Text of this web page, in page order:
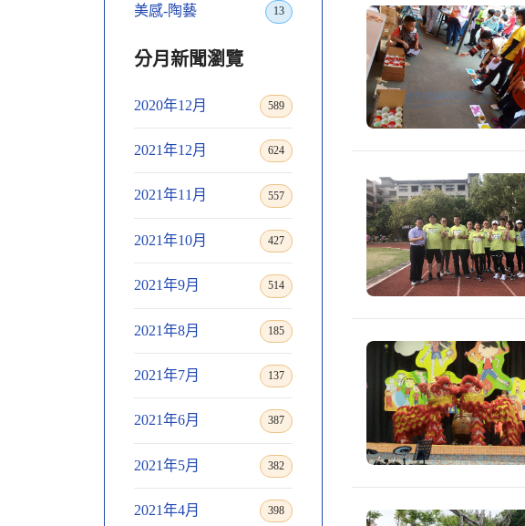
美感-陶藝 13
分月新聞瀏覽
2020年12月 589
2021年12月 624
2021年11月 557
2021年10月 427
2021年9月 514
2021年8月 185
2021年7月 137
2021年6月 387
2021年5月 382
2021年4月 398